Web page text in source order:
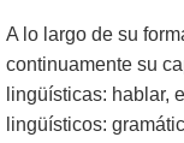
A lo largo de su
continuamente su
lingüísticas: hablar,
lingüísticos: